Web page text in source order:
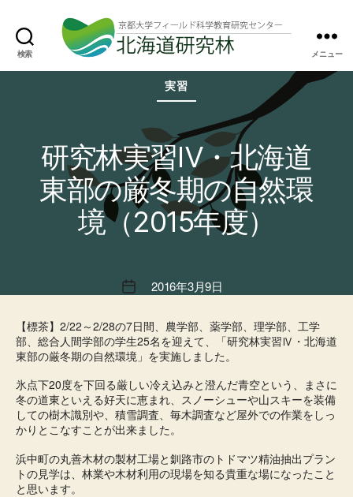
検索
海
道
研
林
メニュー
カ
テ
ゴ
実習
研究林実習Ⅳ・北海道
東部の厳冬期の自然環
境（2015年度）
投
日
2016年3月9日
【標茶】2/22～2/28の7日間、農学部、薬学部、理学部、工学
部、総合人間学部の学生25名を迎えて、「研究林実習Ⅳ・北海道
東部の厳冬期の自然環境」を実施しました。
氷点下20度を下回る厳しい冷え込みと澄んだ青空という、まさに
冬の道東といえる好天に恵まれ、スノーシューや山スキーを装備
しての樹木識別や、積雪調査、毎木調査など屋外での作業をしっ
かりとこなすことが出来ました。
浜中町の丸善木材の製材工場と釧路市のトドマツ精油抽出プラン
トの見学は、林業や木材利用の現場を知る貴重な場になったこと
と思います。